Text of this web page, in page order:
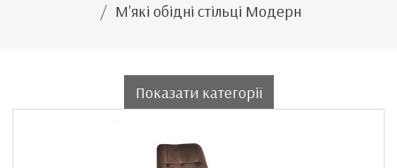
М'які обідні стільці Модерн
Показати категорії